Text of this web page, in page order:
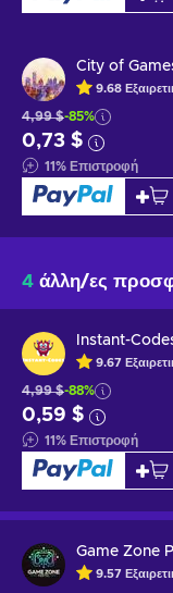
City of
9.68
4,99 $-85%
0,73 $
11% Επιστροφή
4 άλλη/ες
Instant-
9.67
4,99 $-88%
0,59 $
11% Επιστροφή
Game Zone
9.57